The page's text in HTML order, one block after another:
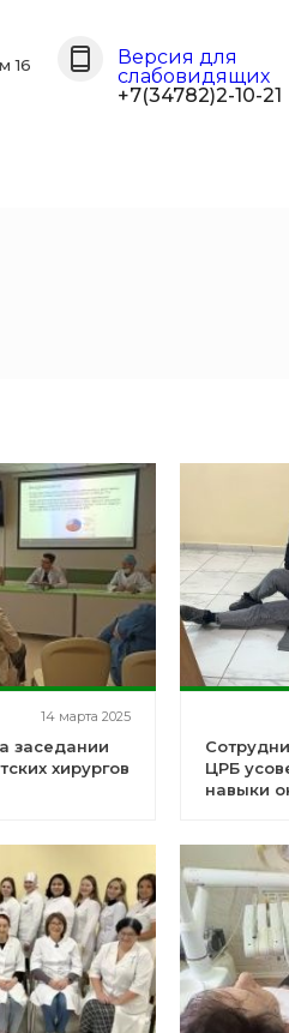
16
Версия для
слабовидящих
+7(34782)2-10-21
14 марта 2025
заседании
хирургов
ЦРБ
навыки